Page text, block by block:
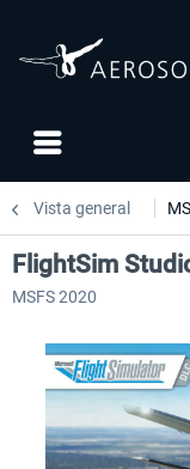
Vista general
FlightSim
MSFS 2020